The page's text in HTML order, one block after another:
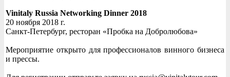
Vinitaly Russia Networking Dinner 2018
20 ноября 2018 г.
Санкт-Петербург, ресторан «Пробка на Добролюбова»
Мероприятие открыто для профессионалов винного бизнеса
и прессы.